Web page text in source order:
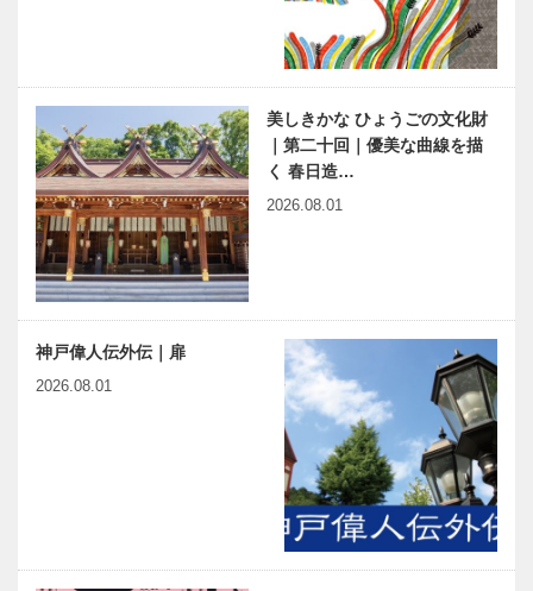
美しきかな ひょうごの文化財
｜第二十回｜優美な曲線を描
く 春日造…
2026.08.01
神戸偉人伝外伝｜扉
2026.08.01